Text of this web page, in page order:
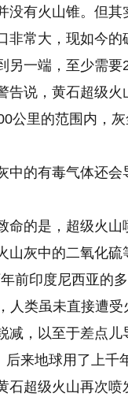
没有火山锥。但其
非常大，现如今
另一端，至少需要
告说，黄石超级
公里的范围内，
中的有毒气体还
命的是，超级火
山灰中的二氧化硫
前印度尼西亚的
人类虽未直接遭受
减，以至于差点
后来地球用了上千
石超级火山再次